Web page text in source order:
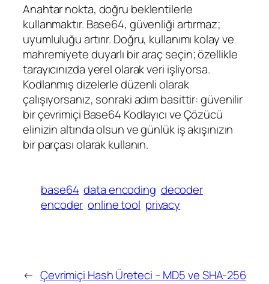
Anahtar nokta, doğru beklentilerle
kullanmaktır. Base64, güvenliği artırmaz;
uyumluluğu artırır. Doğru, kullanımı kolay ve
mahremiyete duyarlı bir araç seçin; özellikle
tarayıcınızda yerel olarak veri işliyorsa.
Kodlanmış dizelerle düzenli olarak
çalışıyorsanız, sonraki adım basittir: güvenilir
bir çevrimiçi Base64 Kodlayıcı ve Çözücü
elinizin altında olsun ve günlük iş akışınızın
bir parçası olarak kullanın.
base64 data encoding decoder
encoder online tool privacy
← Çevrimiçi Hash Üreteci – MD5 ve SHA-256